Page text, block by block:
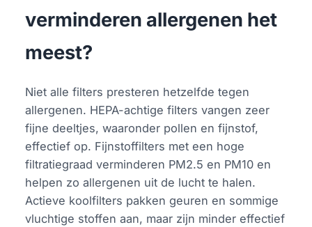
verminderen allergenen het
meest?
Niet alle filters presteren hetzelfde tegen
allergenen. HEPA-achtige filters vangen zeer
fijne deeltjes, waaronder pollen en fijnstof,
effectief op. Fijnstoffilters met een hoge
filtratiegraad verminderen PM2.5 en PM10 en
helpen zo allergenen uit de lucht te halen.
Actieve koolfilters pakken geuren en sommige
vluchtige stoffen aan, maar zijn minder effectief